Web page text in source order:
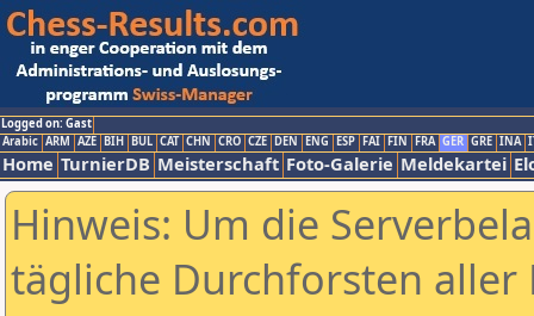
Logged on: Gast
Arabic ARM AZE BIH BUL CAT CHN CRO CZE DEN ENG ESP FAI FIN FRA GER GRE INA
Home TurnierDB Meisterschaft Foto-Galerie Meldekartei
Hinweis: Um die
tägliche Durchforsten aller